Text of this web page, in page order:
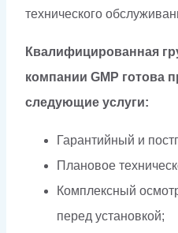
технического
Квалифицированная
компании GMP готова
следующие услуги:
Гарантийный и
Плановое
Комплексный
перед установкой;